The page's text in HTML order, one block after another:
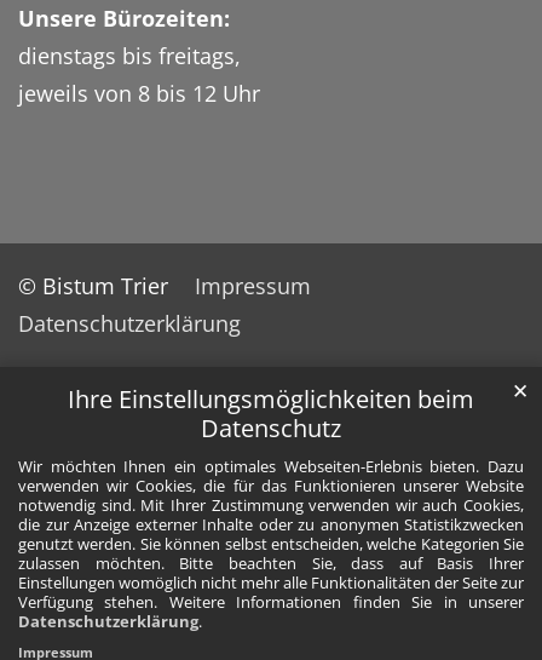
Ihre Einstellungsmöglichkeiten beim
Datenschutz
Wir möchten Ihnen ein optimales Webseiten-Erlebnis bieten. Dazu
verwenden wir Cookies, die für das Funktionieren unserer Website
notwendig sind. Mit Ihrer Zustimmung verwenden wir auch Cookies,
die zur Anzeige externer Inhalte oder zu anonymen Statistikzwecken
genutzt werden. Sie können selbst entscheiden, welche Kategorien Sie
zulassen möchten. Bitte beachten Sie, dass auf Basis Ihrer
Einstellungen womöglich nicht mehr alle Funktionalitäten der Seite zur
Verfügung stehen. Weitere Informationen finden Sie in unserer
Datenschutzerklärung.
✕
Impressum
Unsere Bürozeiten:
dienstags bis freitags,
jeweils von 8 bis 12 Uhr
© Bistum Trier
Impressum
Datenschutzerklärung